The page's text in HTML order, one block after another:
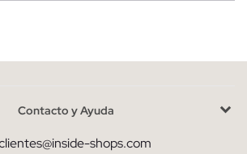
lapolítica de privacidad
Contacto y Ayuda
shops.com